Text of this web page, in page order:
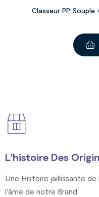
Classeur PP Souple
L'histoire Des
Une Histoire jaillissante
l'âme de notre Brand